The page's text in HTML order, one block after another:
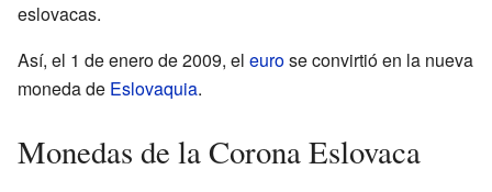
eslovacas.
Así, el 1 de enero de 2009, el eurose convirtió en la nueva
moneda de Eslovaquia.
Monedas de la Corona Eslovaca